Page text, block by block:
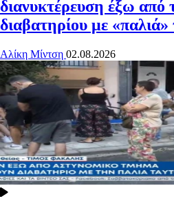
διανυκτέρευση έξω από
διαβατηρίου με
Αλίκη Μίντση 02.08.2026